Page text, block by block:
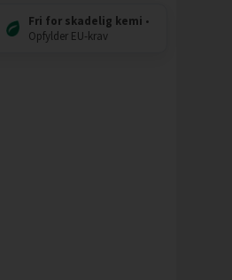
Fri for skadelig kemi •
Opfylder EU-krav